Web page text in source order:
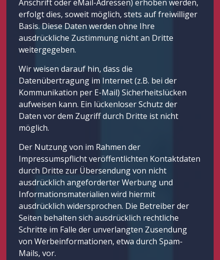
Anschrift oder eMail-Adressen) erhoben werden,
erfolgt dies, soweit möglich, stets auf freiwilliger
Basis. Diese Daten werden ohne Ihre
ausdrückliche Zustimmung nicht an Dritte
weitergegeben.
Wir weisen darauf hin, dass die
Datenübertragung im Internet (z.B. bei der
Kommunikation per E-Mail) Sicherheitslücken
aufweisen kann. Ein lückenloser Schutz der
Daten vor dem Zugriff durch Dritte ist nicht
möglich.
Der Nutzung von im Rahmen der
Impressumspflicht veröffentlichten Kontaktdaten
durch Dritte zur Übersendung von nicht
ausdrücklich angeforderter Werbung und
Informationsmaterialien wird hiermit
ausdrücklich widersprochen. Die Betreiber der
Seiten behalten sich ausdrücklich rechtliche
Schritte im Falle der unverlangten Zusendung
von Werbeinformationen, etwa durch Spam-
Mails, vor.